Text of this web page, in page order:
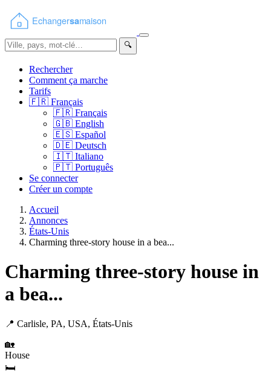
🔍
Rechercher
Comment ça marche
Tarifs
🇫🇷 Français
🇫🇷 Français
🇬🇧 English
🇪🇸 Español
🇩🇪 Deutsch
🇮🇹 Italiano
🇵🇹 Português
Se connecter
Créer un compte
Accueil
Annonces
États-Unis
Charming three-story house in a bea...
Charming three-story house in
a bea...
📍 Carlisle, PA, USA, États-Unis
🏡
House
🛏